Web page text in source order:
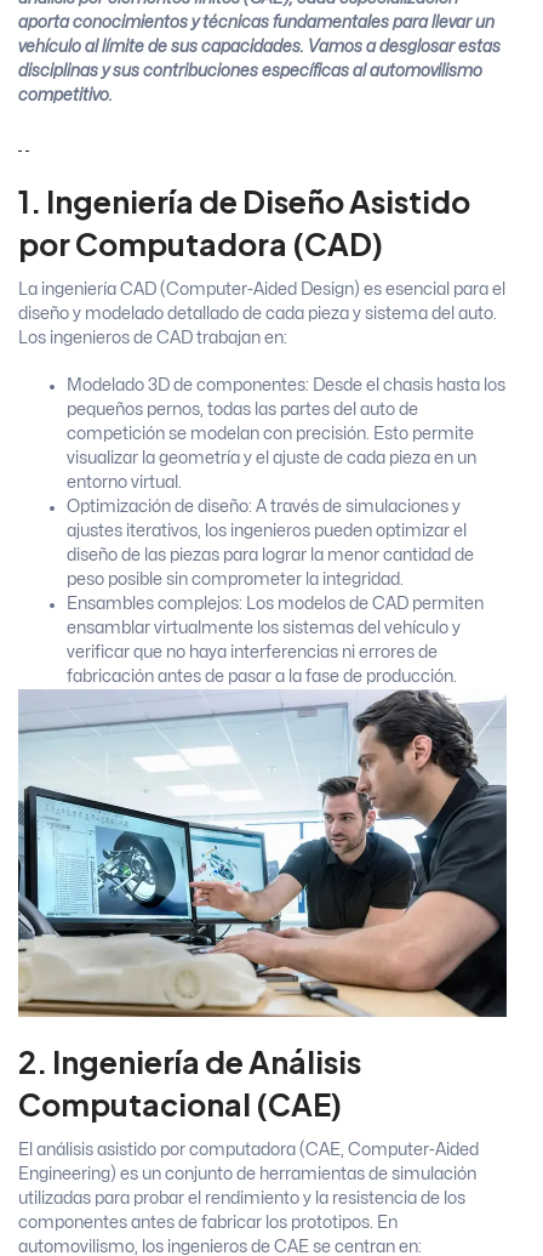
aporta conocimientos y técnicas fundamentales para llevar un
vehículo al límite de sus capacidades. Vamos a desglosar estas
disciplinas y sus contribuciones específicas al automovilismo
competitivo.
1. Ingeniería de Diseño Asistido
por Computadora (CAD)
La ingeniería CAD (Computer-Aided Design) es esencial para el
diseño y modelado detallado de cada pieza y sistema del auto.
Los ingenieros de CAD trabajan en:
Modelado 3D de componentes: Desde el chasis hasta los
pequeños pernos, todas las partes del auto de
competición se modelan con precisión. Esto permite
visualizar la geometría y el ajuste de cada pieza en un
entorno virtual.
Optimización de diseño: A través de simulaciones y
ajustes iterativos, los ingenieros pueden optimizar el
diseño de las piezas para lograr la menor cantidad de
peso posible sin comprometer la integridad.
Ensambles complejos: Los modelos de CAD permiten
ensamblar virtualmente los sistemas del vehículo y
verificar que no haya interferencias ni errores de
fabricación antes de pasar a la fase de producción.
2. Ingeniería de Análisis
Computacional (CAE)
El análisis asistido por computadora (CAE, Computer-Aided
Engineering) es un conjunto de herramientas de simulación
utilizadas para probar el rendimiento y la resistencia de los
componentes antes de fabricar los prototipos. En
automovilismo, los ingenieros de CAE se centran en: